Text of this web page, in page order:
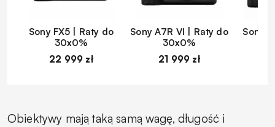
Sony FX5 | Raty do
30x0%
22 999 zł
Sony A7R VI | Raty do
30x0%
21 999 zł
Sony
Obiektywy mają taką samą wagę, długość i